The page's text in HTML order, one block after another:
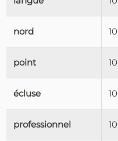
nord 10
point 10
écluse 10
professionnel 10